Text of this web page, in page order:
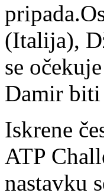
(Italija),
se
Damir biti
Iskrene
ATP
nastavku